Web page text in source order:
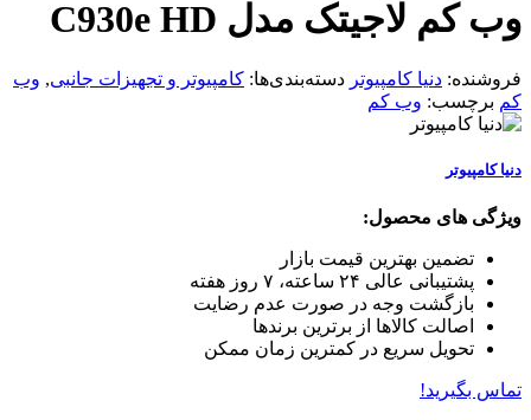
وب کم لاجیتک مدل C930e HD
فروشنده: دنیا کامپیوتر دسته‌بندی‌ها: کامپیوتر و تجهیزات جانبی, وب
کم برچسب: وب کم
دنیا کامپیوتر
ویژگی های محصول:
تضمین بهترین قیمت بازار
پشتیبانی عالی ۲۴ ساعته، ۷ روز هفته
بازگشت وجه در صورت عدم رضایت
اصالت کالاها از برترین برندها
تحویل سریع در کمترین زمان ممکن
تماس بگیرید!